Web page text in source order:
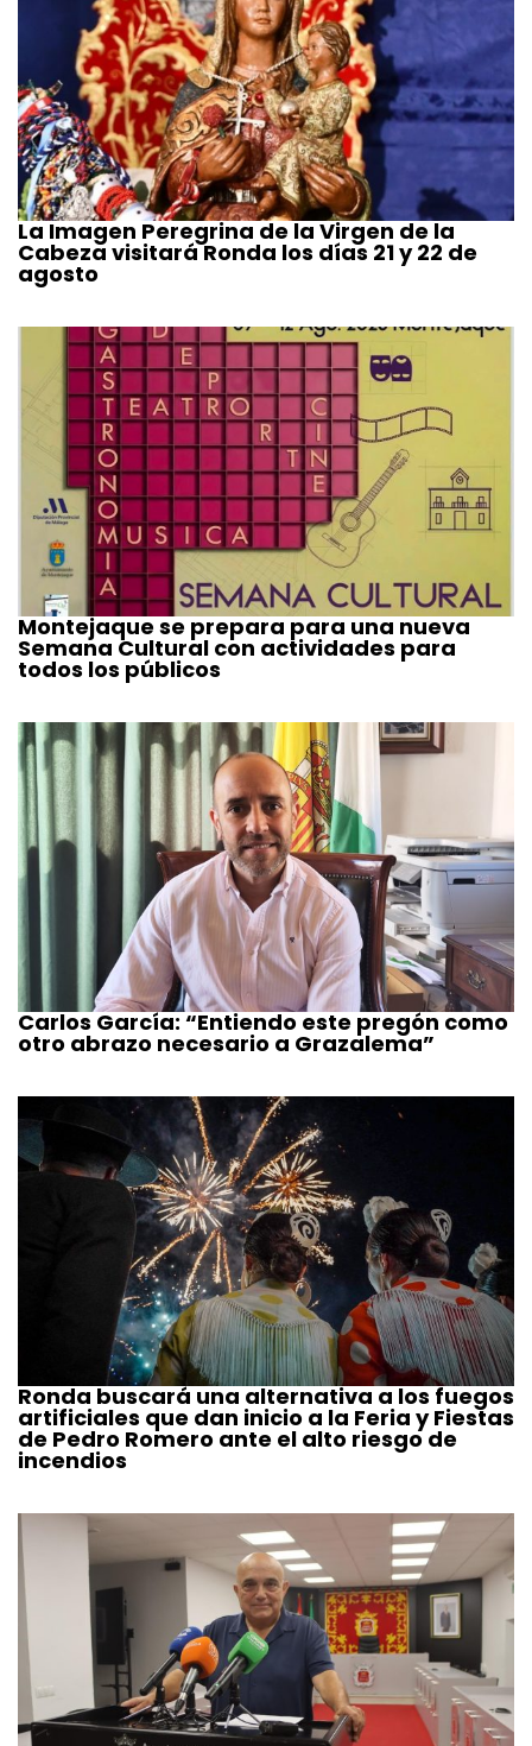
La Imagen Peregrina de la Virgen de la
Cabeza visitará Ronda los días 21 y 22 de
agosto
Montejaque se prepara para una nueva
Semana Cultural con actividades para
todos los públicos
Carlos García: “Entiendo este pregón como
otro abrazo necesario a Grazalema”
Ronda buscará una alternativa a los fuegos
artificiales que dan inicio a la Feria y Fiestas
de Pedro Romero ante el alto riesgo de
incendios